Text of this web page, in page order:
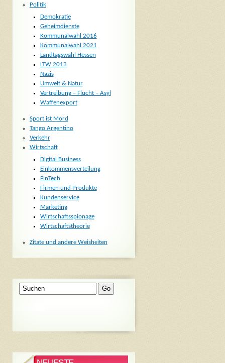
Politik
Demokratie
Geheimdienste
Kommunalwahl 2016
Kommunalwahl 2021
Landtagswahl Hessen
LTW 2013
Nazis
Umwelt & Natur
Vertreibung – Flucht – Asyl
Waffenexport
Sport ist Mord
Tango Argentino
Verkehr
Wirtschaft
Digital Business
Einkommensverteilung
FinTech
Firmen und Produkte
Kundenservice
Marketing
Wirtschaftsspionage
Wirtschaftstheorie
Zitate und andere Weisheiten